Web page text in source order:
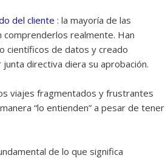
del cliente : la mayoría de las
realmente. Han
científicos de datos y creado
directiva diera su aprobación.
viajes fragmentados y frustrantes
“lo entienden” a pesar de tener
de lo que significa